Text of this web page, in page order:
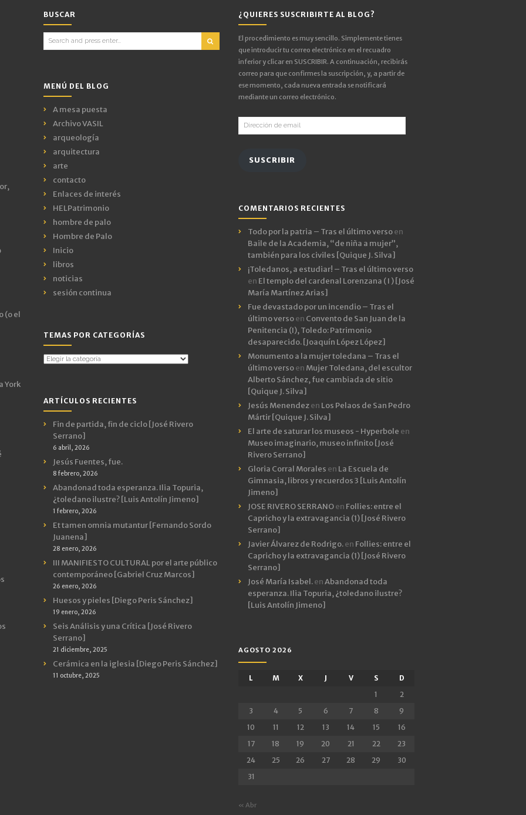
(o el
York
BUSCAR
Search
for:
MENÚ DEL BLOG
A mesa puesta
Archivo VASIL
arqueología
arquitectura
arte
contacto
Enlaces de interés
HELPatrimonio
hombre de palo
Hombre de Palo
Inicio
libros
noticias
sesión continua
TEMAS POR CATEGORÍAS
Temas
ARTÍCULOS RECIENTES
Fin de partida, fin de ciclo [José Rivero
Serrano]
6 abril, 2026
Jesús Fuentes, fue.
8 febrero, 2026
Abandonad toda esperanza. Ilia Topuria,
¿toledano ilustre? [Luis Antolín Jimeno]
1 febrero, 2026
Et tamen omnia mutantur [Fernando Sordo
Juanena]
28 enero, 2026
III MANIFIESTO CULTURAL por el arte público
contemporáneo [Gabriel Cruz Marcos]
26 enero, 2026
Huesos y pieles [Diego Peris Sánchez]
19 enero, 2026
Seis Análisis y una Crítica [José Rivero
Serrano]
21 diciembre, 2025
Cerámica en la iglesia [Diego Peris Sánchez]
11 octubre, 2025
¿QUIERES SUSCRIBIRTE AL BLOG?
El procedimiento es muy sencillo. Simplemente tienes
que introducir tu correo electrónico en el recuadro
inferior y clicar en SUSCRIBIR. A continuación, recibirás
correo para que confirmes la suscripción, y, a partir de
ese momento, cada nueva entrada se notificará
mediante un correo electrónico.
Dirección
de
SUSCRIBIR
COMENTARIOS RECIENTES
Todo por la patria – Tras el último versoen
Baile de la Academia, “de niña a mujer”,
también para los civiles [Quique J. Silva]
¡Toledanos, a estudiar! – Tras el último verso
en El templo del cardenal Lorenzana ( I ) [José
María Martínez Arias]
Fue devastado por un incendio – Tras el
último versoen Convento de San Juan de la
Penitencia (I), Toledo: Patrimonio
desaparecido. [Joaquín López López]
Monumento a la mujer toledana – Tras el
último versoen Mujer Toledana, del escultor
Alberto Sánchez, fue cambiada de sitio
[Quique J. Silva]
Jesús Menendezen Los Pelaos de San Pedro
Mártir [Quique J. Silva]
El arte de saturar los museos - Hyperbole en
Museo imaginario, museo infinito [José
Rivero Serrano]
Gloria Corral Morales en La Escuela de
Gimnasia, libros y recuerdos 3 [Luis Antolín
Jimeno]
JOSE RIVERO SERRANOen Follies: entre el
Capricho y la extravagancia (1) [José Rivero
Serrano]
Javier Álvarez de Rodrigo.en Follies: entre el
Capricho y la extravagancia (1) [José Rivero
Serrano]
José María Isabel.enAbandonad toda
esperanza. Ilia Topuria, ¿toledano ilustre?
[Luis Antolín Jimeno]
AGOSTO 2026
L M X J V S
D
1
2
3
4 5 6 7 8
9
10
11 12 13 14 15
16
17
18 19 20 21 22
23
24
25 26 27 28 29
30
31
« Abr